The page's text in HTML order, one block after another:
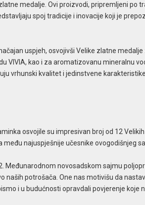
medalje. Ovi proizvodi, pripremljeni po
spoj tradicije i inovacije koji je
uspjeh, osvojivši Velike zlatne
VIVIA, kao i za aromatizovanu mineralnu
vrhunski kvalitet i jedinstvene
osvojile su impresivan broj od 12
najuspješnije učesnike ovogodišnjeg
Međunarodnom novosadskom sajmu
naših potrošača. One nas motivišu da
i u budućnosti opravdali povjerenje koje